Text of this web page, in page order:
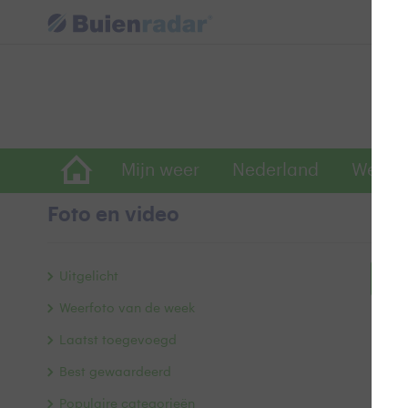
Mijn weer Nederland
Foto en video
Uitgelicht
Weerfoto van de week
Laatst toegevoegd
Best gewaardeerd
Populaire categorieën